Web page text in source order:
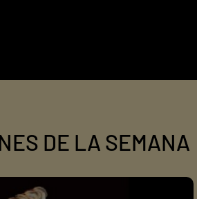
DE LA SEMANA